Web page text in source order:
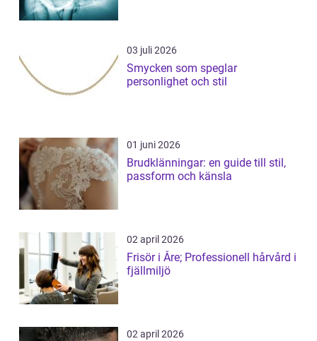
03 juli 2026
Smycken som speglar
personlighet och stil
01 juni 2026
Brudklänningar: en guide till stil,
passform och känsla
02 april 2026
Frisör i Åre; Professionell hårvård i
fjällmiljö
02 april 2026